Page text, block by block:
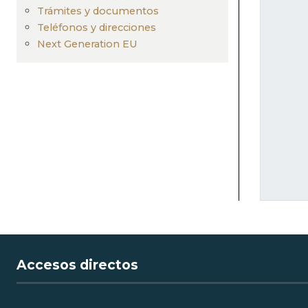
navegación
Trámites y documentos
Teléfonos y direcciones
Next Generation EU
Accesos directos